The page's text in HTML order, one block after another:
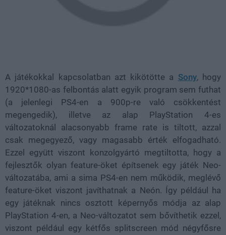
A játékokkal kapcsolatban azt kikötötte a Sony, hogy
1920*1080-as felbontás alatt egyik program sem futhat
(a jelenlegi PS4-en a 900p-re való csökkentést
megengedik), illetve az alap PlayStation 4-es
változatoknál alacsonyabb frame rate is tiltott, azzal
csak megegyező, vagy magasabb érték elfogadható.
Ezzel együtt viszont konzolgyártó megtiltotta, hogy a
fejlesztők olyan feature-öket építsenek egy játék Neo-
változatába, ami a sima PS4-en nem működik, meglévő
feature-öket viszont javíthatnak a Neón. Így például ha
egy játéknak nincs osztott képernyős módja az alap
PlayStation 4-en, a Neo-változatot sem bővíthetik ezzel,
viszont például egy kétfős splitscreen mód négyfősre